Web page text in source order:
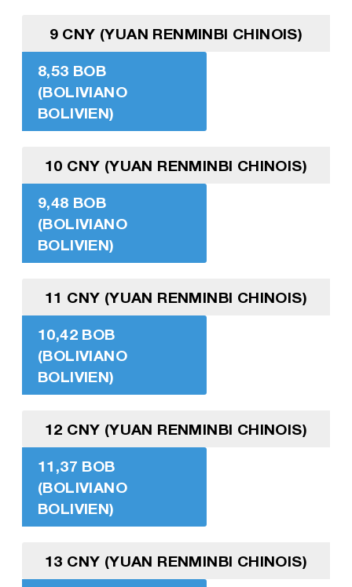
9 CNY (YUAN RENMINBI CHINOIS)
8,53 BOB
(BOLIVIANO
BOLIVIEN)
10 CNY (YUAN RENMINBI CHINOIS)
9,48 BOB
(BOLIVIANO
BOLIVIEN)
11 CNY (YUAN RENMINBI CHINOIS)
10,42 BOB
(BOLIVIANO
BOLIVIEN)
12 CNY (YUAN RENMINBI CHINOIS)
11,37 BOB
(BOLIVIANO
BOLIVIEN)
13 CNY (YUAN RENMINBI CHINOIS)